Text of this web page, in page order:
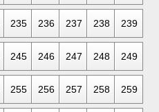
235 236 237 238 239
245 246 247 248 249
255 256 257 258 259